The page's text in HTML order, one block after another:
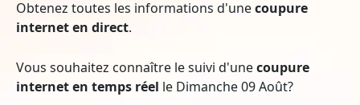
Obtenez toutes les informations d'unecoupure
internet en direct.
Vous souhaitez connaître le suivi d'unecoupure
internet en temps réel le Dimanche 09 Août?